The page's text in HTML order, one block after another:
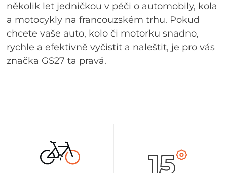
několik let jedničkou v péči o automobily, kola
a motocykly na francouzském trhu. Pokud
chcete vaše auto, kolo či motorku snadno,
rychle a efektivně vyčistit a naleštit, je pro vás
značka GS27 ta pravá.